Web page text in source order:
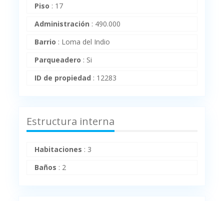
Piso : 17
Administración : 490.000
Barrio : Loma del Indio
Parqueadero : Si
ID de propiedad : 12283
Estructura interna
Habitaciones : 3
Baños : 2